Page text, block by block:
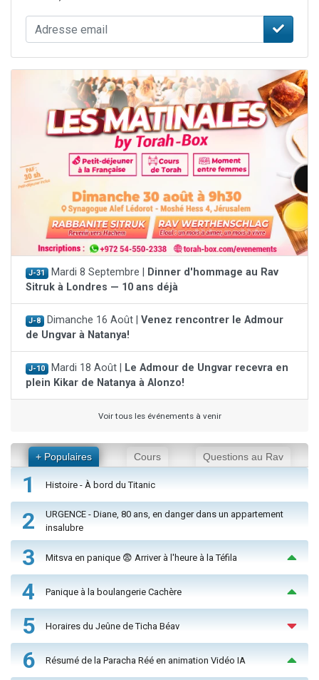
J-31 Mardi 8 Septembre |
Dinner d'hommage au Rav
Sitruk à Londres — 10 ans déjà
J-8 Dimanche 16 Août | Venez rencontrer le Admour
de Ungvar à Natanya!
J-10 Mardi 18 Août |
Le Admour de Ungvar recevra en
plein Kikar de Natanya à Alonzo!
Voir tous les événements à venir
+ Populaires Cours Questions au Rav
1 Histoire - À bord du Titanic
2
URGENCE - Diane, 80 ans, en danger dans un appartement
insalubre
3 Mitsva en panique 😨 Arriver à l'heure à la Téfila
4 Panique à la boulangerie Cachère
5 Horaires du Jeûne de Ticha Béav
6 Résumé de la Paracha Réé en animation Vidéo IA